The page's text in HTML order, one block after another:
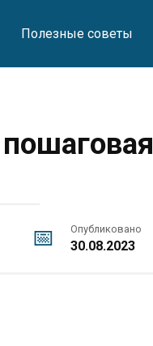
Полезные советы
Опубликовано
30.08.2023